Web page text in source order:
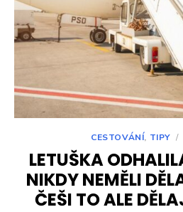
CESTOVÁNÍ, TIPY /
LETUŠKA
NIKDY NEMĚLI
ČEŠI TO ALE